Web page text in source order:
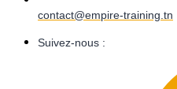
contact@empire-training.tn
Suivez-nous :